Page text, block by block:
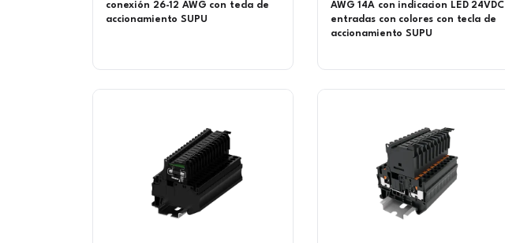
conexión 26-12 AWG con tecla de
accionamiento SUPU
AWG 14A con indicacion LED 24VDC
entradas con colores con tecla de
accionamiento SUPU